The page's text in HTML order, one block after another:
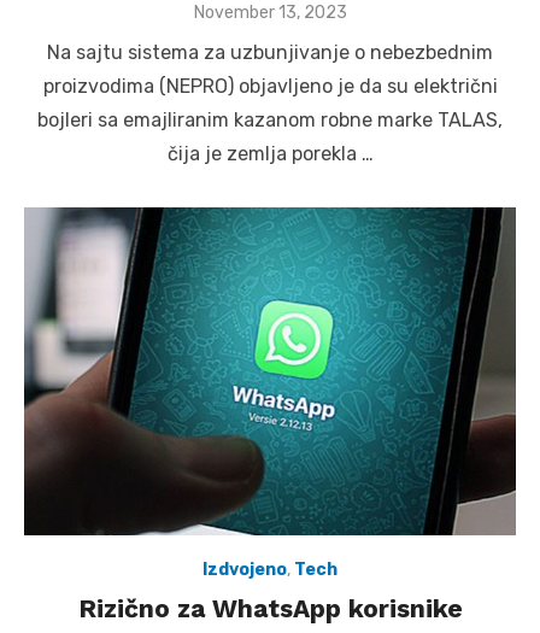
Posted
November 13, 2023
Na sajtu sistema za uzbunjivanje o nebezbednim
proizvodima (NEPRO) objavljeno je da su električni
bojleri sa emajliranim kazanom robne marke TALAS,
čija je zemlja porekla …
Izdvojeno, Tech
Rizično za WhatsApp korisnike